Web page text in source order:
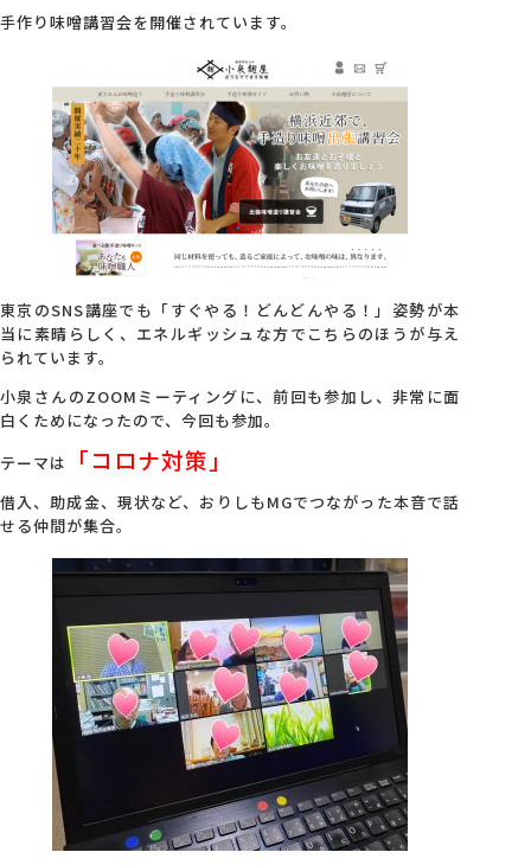
手作り味噌講習会を開催されています。
東京のSNS講座でも「すぐやる！どんどんやる！」姿勢が本
当に素晴らしく、エネルギッシュな方でこちらのほうが与え
られています。
小泉さんのZOOMミーティングに、前回も参加し、非常に面
白くためになったので、今回も参加。
テーマは
「コロナ対策」
借入、助成金、現状など、おりしもMGでつながった本音で話
せる仲間が集合。